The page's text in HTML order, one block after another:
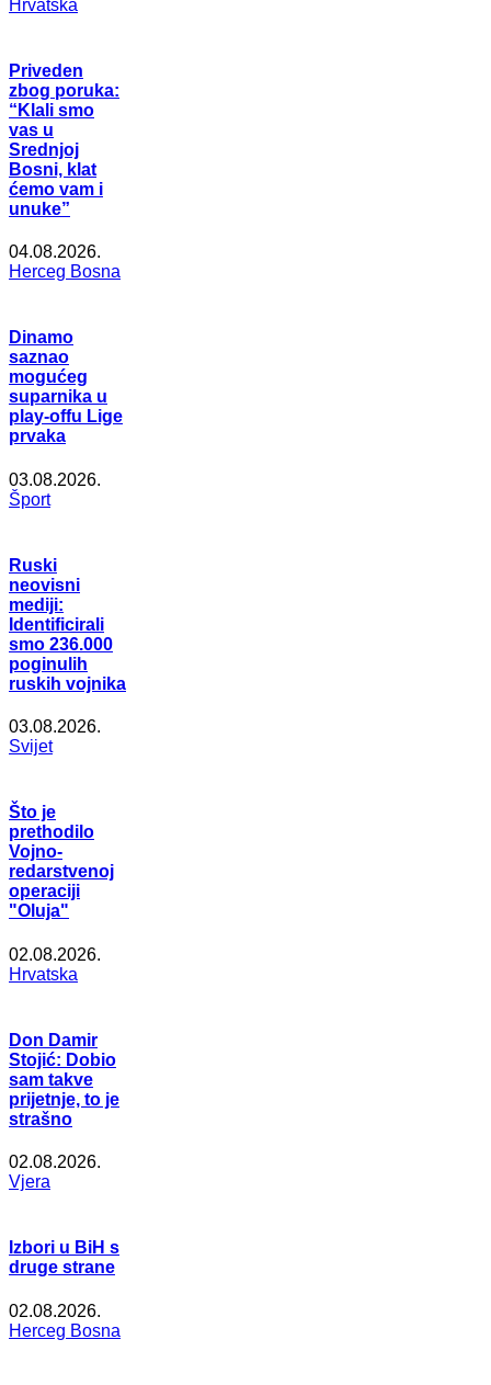
Hrvatska
Priveden
zbog poruka:
“Klali smo
vas u
Srednjoj
Bosni, klat
ćemo vam i
unuke”
04.08.2026.
Herceg Bosna
Dinamo
saznao
mogućeg
suparnika u
play-offu Lige
prvaka
03.08.2026.
Šport
Ruski
neovisni
mediji:
Identificirali
smo 236.000
poginulih
ruskih vojnika
03.08.2026.
Svijet
Što je
prethodilo
Vojno-
redarstvenoj
operaciji
"Oluja"
02.08.2026.
Hrvatska
Don Damir
Stojić: Dobio
sam takve
prijetnje, to je
strašno
02.08.2026.
Vjera
Izbori u BiH s
druge strane
02.08.2026.
Herceg Bosna